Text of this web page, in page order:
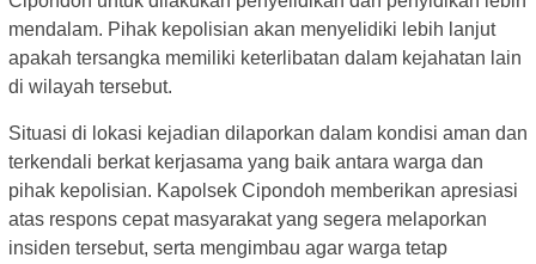
mendalam. Pihak kepolisian akan menyelidiki lebih lanjut
apakah tersangka memiliki keterlibatan dalam kejahatan lain
di wilayah tersebut.
Situasi di lokasi kejadian dilaporkan dalam kondisi aman dan
terkendali berkat kerjasama yang baik antara warga dan
pihak kepolisian. Kapolsek Cipondoh memberikan apresiasi
atas respons cepat masyarakat yang segera melaporkan
insiden tersebut, serta mengimbau agar warga tetap